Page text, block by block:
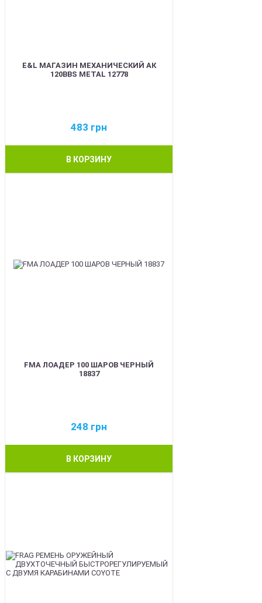
E&L МАГАЗИН МЕХАНИЧЕСКИЙ АК
120BBS METAL 12778
483 грн
В КОРЗИНУ
FMA ЛОАДЕР 100 ШАРОВ ЧЕРНЫЙ
18837
248 грн
В КОРЗИНУ